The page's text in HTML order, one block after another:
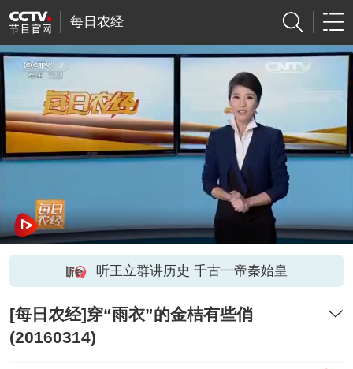
每日农经
听王立群讲历史 千古一帝秦始皇
[每日农经]穿“雨衣”的金桔有些俏
(20160314)